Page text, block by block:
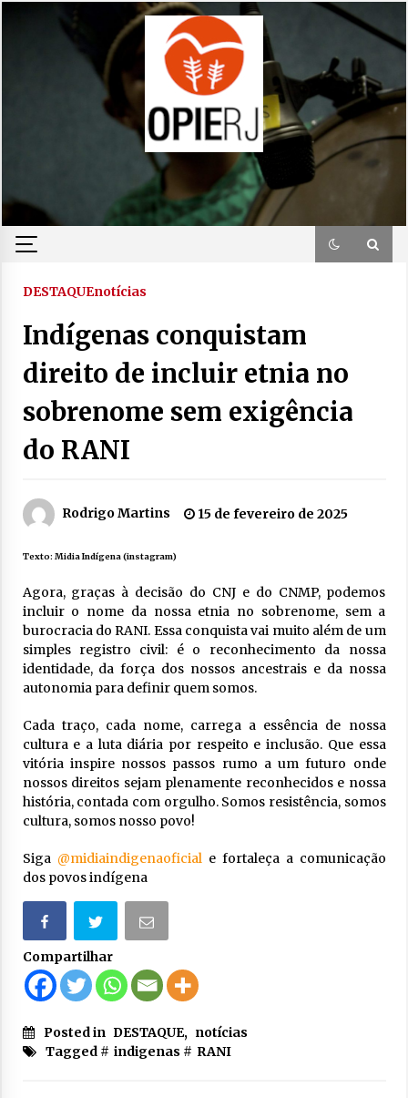
DESTAQUEnotícias
Indígenas conquistam
direito de incluir etnia no
sobrenome sem exigência
do RANI
Rodrigo Martins 15 de fevereiro de 2025
Texto: Midia Indígena (instagram)
Agora, graças à decisão do CNJ e do CNMP, podemos
incluir o nome da nossa etnia no sobrenome, sem a
burocracia do RANI. Essa conquista vai muito além de um
simples registro civil: é o reconhecimento da nossa
identidade, da força dos nossos ancestrais e da nossa
autonomia para definir quem somos.
Cada traço, cada nome, carrega a essência de nossa
cultura e a luta diária por respeito e inclusão. Que essa
vitória inspire nossos passos rumo a um futuro onde
nossos direitos sejam plenamente reconhecidos e nossa
história, contada com orgulho. Somos resistência, somos
cultura, somos nosso povo!
Siga @midiaindigenaoficiale fortaleça a comunicação
dos povos indígena
Compartilhar
Posted in DESTAQUE, notícias
Tagged # indigenas # RANI